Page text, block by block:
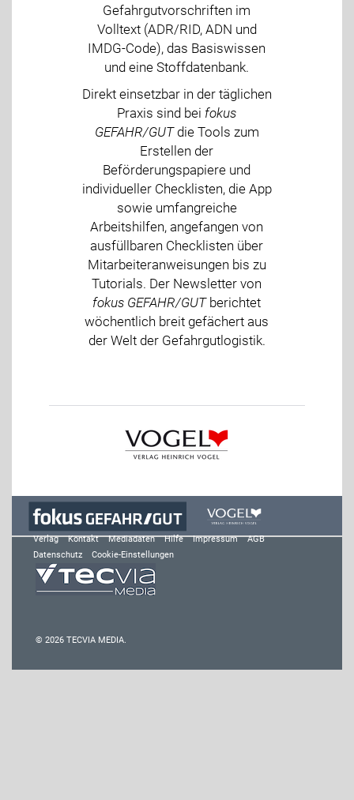
Gefahrgutvorschriften im
Volltext (ADR/RID, ADN und
IMDG-Code), das Basiswissen
und eine Stoffdatenbank.
Direkt einsetzbar in der täglichen
Praxis sind bei fokus
GEFAHR/GUTdie Tools zum
Erstellen der
Beförderungspapiere und
individueller Checklisten, die App
sowie umfangreiche
Arbeitshilfen, angefangen von
ausfüllbaren Checklisten über
Mitarbeiteranweisungen bis zu
Tutorials. Der Newsletter von
fokus GEFAHR/GUTberichtet
wöchentlich breit gefächert aus
der Welt der Gefahrgutlogistik.
Verlag Kontakt Mediadaten Hilfe Impressum
AGB
Datenschutz
Cookie-Einstellungen
© 2026 TECVIA MEDIA.